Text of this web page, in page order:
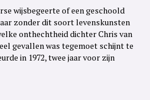
wijsbegeerte of een geschoold
zonder dit soort levenskunsten
onthechtheid dichter Chris van
gevallen was tegemoet schijnt te
in 1972, twee jaar voor zijn